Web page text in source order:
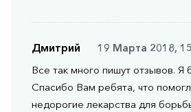
Дмитрий
19 Марта 2018,
Все так много пишут отзывов. Я
Спасибо Вам ребята, что
недорогие лекарства для